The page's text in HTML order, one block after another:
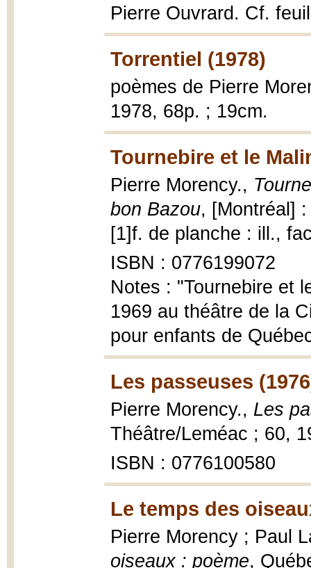
Pierre Ouvrard. Cf.
Torrentiel (1978)
poèmes de Pierre
1978, 68p. ; 19cm.
Tournebire et le
Pierre Morency.,
bon Bazou, [Montréal]
[1]f. de planche : ill.,
ISBN : 0776199072
Notes : "Tournebire et
1969 au théâtre de la
pour enfants de
Les passeuses
Pierre Morency., Les
Théâtre/Leméac ; 60,
ISBN : 0776100580
Le temps des
Pierre Morency ; Paul
oiseaux : poème,